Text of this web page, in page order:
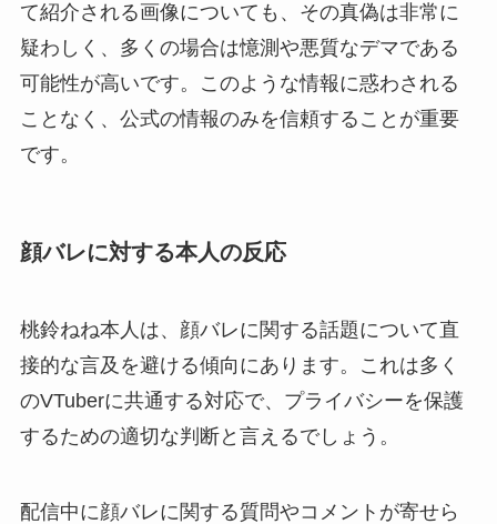
て紹介される画像についても、その真偽は非常に
疑わしく、多くの場合は憶測や悪質なデマである
可能性が高いです。このような情報に惑わされる
ことなく、公式の情報のみを信頼することが重要
です。
顔バレに対する本人の反応
桃鈴ねね本人は、顔バレに関する話題について直
接的な言及を避ける傾向にあります。これは多く
のVTuberに共通する対応で、プライバシーを保護
するための適切な判断と言えるでしょう。
配信中に顔バレに関する質問やコメントが寄せら